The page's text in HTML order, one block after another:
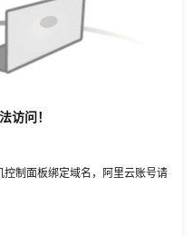
访问！
制面板绑定域名，阿里云账号请